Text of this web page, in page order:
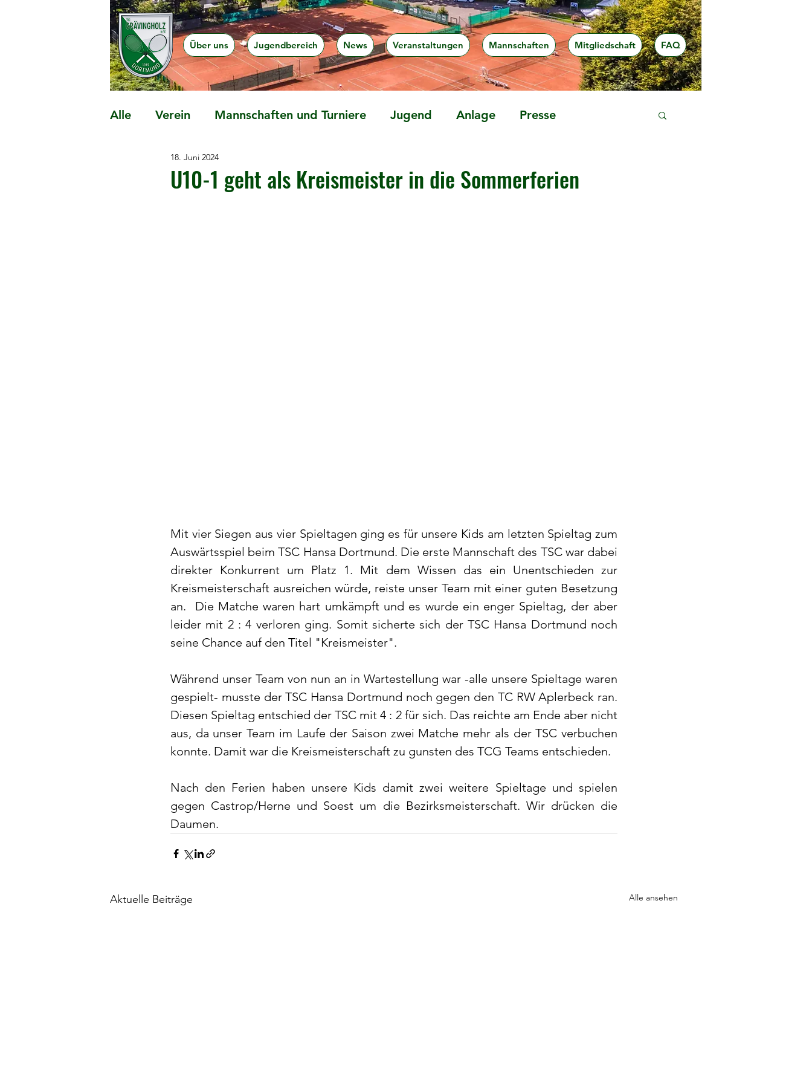
Über uns Jugendbereich News Veranstaltungen Mannschaften Mitgliedschaft FAQ
Alle Verein Mannschaften und Turniere Jugend Anlage Presse
Präventionsangebote
U10-1 geht als Kreismeister in die Sommerferien
18. Juni 2024
Mit vier Siegen aus vier Spieltagen ging es für unsere Kids am letzten Spieltag zum
Auswärtsspiel beim TSC Hansa Dortmund. Die erste Mannschaft des TSC war dabei
direkter Konkurrent um Platz 1. Mit dem Wissen das ein Unentschieden zur
Kreismeisterschaft ausreichen würde, reiste unser Team mit einer guten Besetzung
an.  Die Matche waren hart umkämpft und es wurde ein enger Spieltag, der aber
leider mit 2 : 4 verloren ging. Somit sicherte sich der TSC Hansa Dortmund noch
seine Chance auf den Titel "Kreismeister".
Während unser Team von nun an in Wartestellung war -alle unsere Spieltage waren
gespielt- musste der TSC Hansa Dortmund noch gegen den TC RW Aplerbeck ran.
Diesen Spieltag entschied der TSC mit 4 : 2 für sich. Das reichte am Ende aber nicht
aus, da unser Team im Laufe der Saison zwei Matche mehr als der TSC verbuchen
konnte. Damit war die Kreismeisterschaft zu gunsten des TCG Teams entschieden.
Nach den Ferien haben unsere Kids damit zwei weitere Spieltage und spielen
gegen Castrop/Herne und Soest um die Bezirksmeisterschaft. Wir drücken die
Daumen.
Aktuelle Beiträge Alle ansehen